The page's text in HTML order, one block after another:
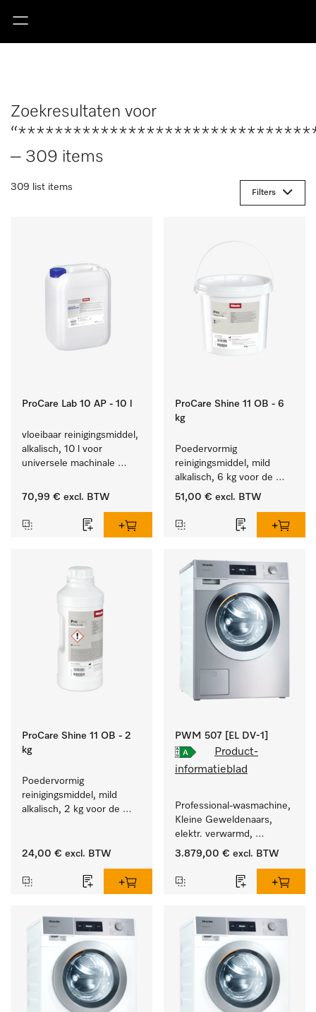
Zoekresultaten voor
– 309 items
309 list items
Filters
ProCare Lab 10 AP - 10 l
vloeibaar reinigingsmiddel,
alkalisch, 10 l voor
universele machinale
laboratoriumglaswerk en -
70,99 € excl. BTW
ProCare Shine 11 OB - 6
kg
Poedervormig
reinigingsmiddel, mild
alkalisch, 6 kg voor de
reiniging van sterk
bestek en glazen.
51,00 € excl. BTW
ProCare Shine 11 OB - 2
kg
Poedervormig
reinigingsmiddel, mild
alkalisch, 2 kg voor de
bestek en glazen.
24,00 € excl. BTW
PWM 507 [EL DV-1]
Product-
informatieblad
Professional-wasmachine,
Kleine Geweldenaars,
elektr. verwarmd,
afvoerklep en
programma's.
Vermogen 7 kg  in 49 min
3.879,00 € excl. BTW